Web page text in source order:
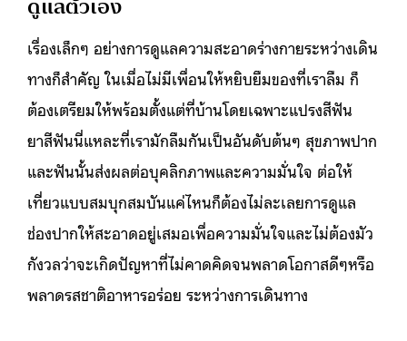
เรื่องเล็กๆ อย่างการดูแลความสะอาดร่างกายระหว่างเดิน
ทางก็สำคัญ​ ในเมื่อไม่มีเพื่อนให้หยิบยืมของที่เราลืม ก็
ต้องเตรียมให้พร้อมตั้งแต่ที่บ้านโดยเฉพาะแปรงสีฟัน
ยาสีฟันนี่แหละที่เรามักลืมกันเป็นอันดับต้นๆ สุขภาพปาก
และฟันนั้นส่งผลต่อบุคลิกภาพและความมั่นใจ ต่อให้
เที่ยวแบบสมบุกสมบันแค่ไหนก็ต้องไม่ละเลยการดูแล
ช่องปากให้สะอาดอยู่เสมอเพื่อความมั่นใจและไม่ต้องมัว
กังวลว่าจะเกิดปัญหาที่ไม่คาดคิดจนพลาดโอกาสดีๆหรือ
พลาดรสชาติอาหารอร่อย ระหว่างการเดินทาง